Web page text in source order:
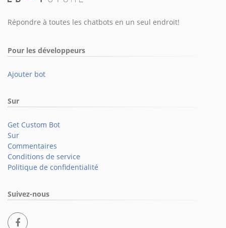
Répondre à toutes les chatbots en un seul endroit!
Pour les développeurs
Ajouter bot
Sur
Get Custom Bot
Sur
Commentaires
Conditions de service
Politique de confidentialité
Suivez-nous